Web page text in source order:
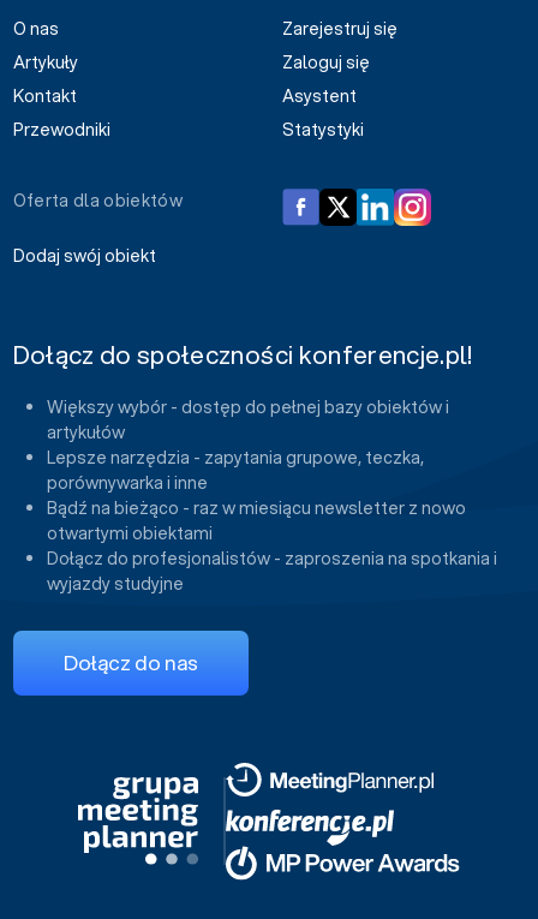
O nas
Artykuły
Kontakt
Przewodniki
Zarejestruj się
Zaloguj się
Asystent
Statystyki
Oferta dla obiektów
Dodaj swój obiekt
Dołącz do społeczności konferencje.pl!
Większy wybór - dostęp do pełnej bazy obiektów i
artykułów
Lepsze narzędzia - zapytania grupowe, teczka,
porównywarka i inne
Bądź na bieżąco - raz w miesiącu newsletter z nowo
otwartymi obiektami
Dołącz do profesjonalistów - zaproszenia na spotkania i
wyjazdy studyjne
Dołącz do nas